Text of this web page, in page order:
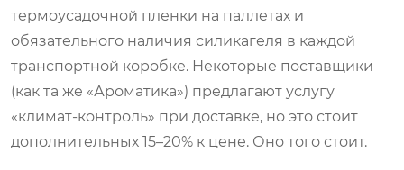
термоусадочной пленки на паллетах и
обязательного наличия силикагеля в каждой
транспортной коробке. Некоторые поставщики
(как та же «Ароматика») предлагают услугу
«климат-контроль» при доставке, но это стоит
дополнительных 15–20% к цене. Оно того стоит.